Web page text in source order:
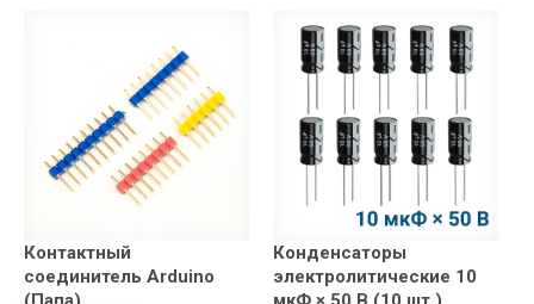
Контактный
соединитель Arduino
Конденсаторы
электролитические 10